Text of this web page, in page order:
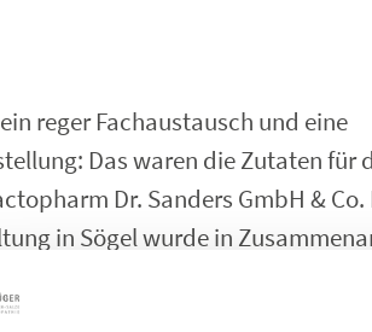
reger Fachaustausch und eine
Das waren die Zutaten für
Dr. Sanders GmbH & Co.
in Sögel wurde in
SYNOMED, Dr. Gustav Klein und
Hiltrud Brandt bereicherte den